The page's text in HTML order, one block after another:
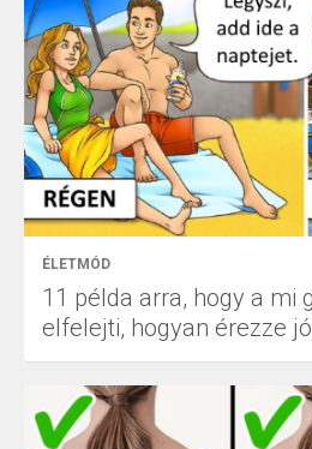
ÉLETMÓD
11 példa arra, hogy a mi
elfelejti, hogyan érezze